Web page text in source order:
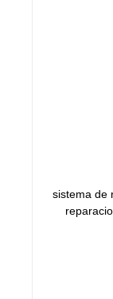
sistema de